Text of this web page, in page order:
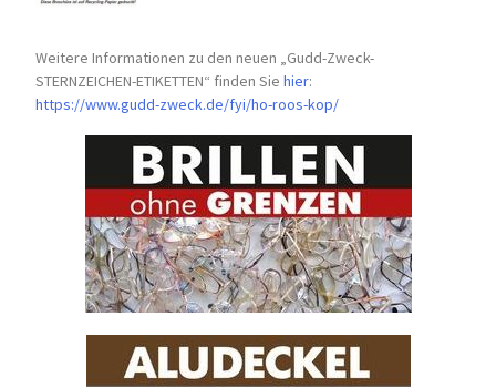
Weitere Informationen zu den neuen „Gudd-Zweck-
STERNZEICHEN-ETIKETTEN“ finden Siehier:
https://www.gudd-zweck.de/fyi/ho-roos-kop/